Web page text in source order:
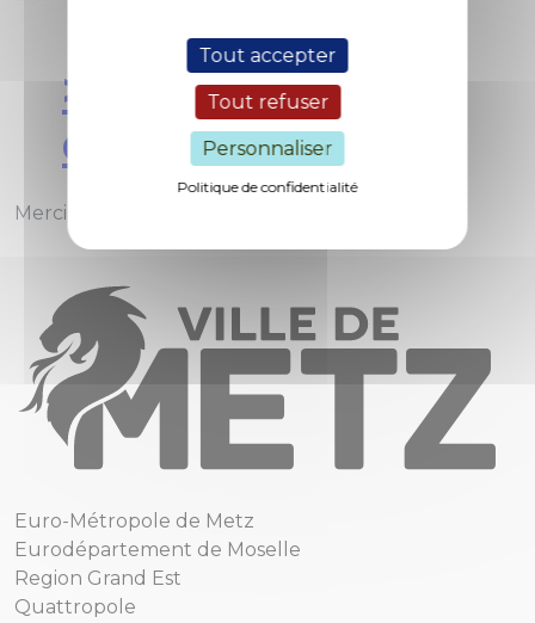
Tout accepter
Tout refuser
Personnaliser
Politique de confidentialité
> Le
questionnaire
Merci pour votre participation !
Euro-Métropole de Metz
Eurodépartement de Moselle
Region Grand Est
Quattropole